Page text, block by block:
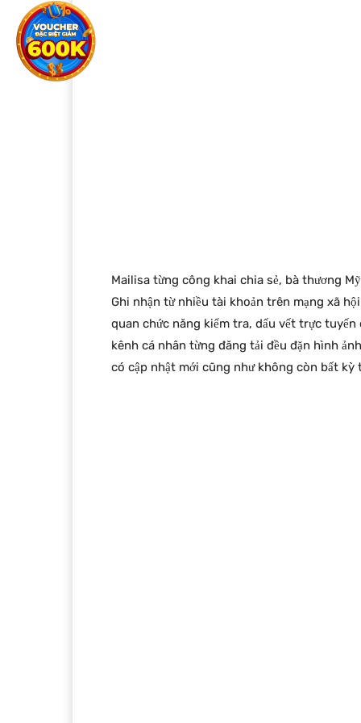
Mailisa từng công khai chia sẻ, bà thương
Ghi nhận từ nhiều tài khoản trên mạng xã
quan chức năng kiểm tra, dấu vết trực
kênh cá nhân từng đăng tải đều đặn hình
có cập nhật mới cũng như không còn bất kỳ